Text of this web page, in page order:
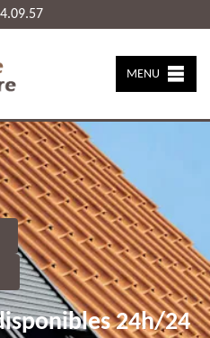
MENU
24h/24